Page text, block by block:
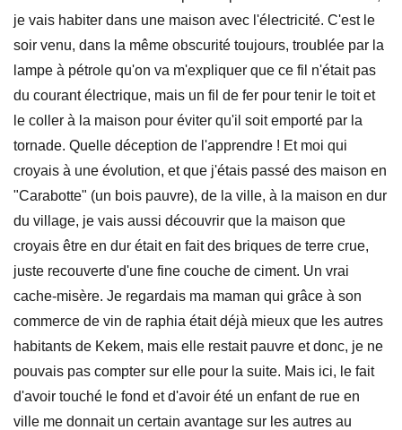
je vais habiter dans une maison avec l'électricité. C'est le
soir venu, dans la même obscurité toujours, troublée par la
lampe à pétrole qu'on va m'expliquer que ce fil n'était pas
du courant électrique, mais un fil de fer pour tenir le toit et
le coller à la maison pour éviter qu'il soit emporté par la
tornade. Quelle déception de l'apprendre ! Et moi qui
croyais à une évolution, et que j'étais passé des maison en
"Carabotte" (un bois pauvre), de la ville, à la maison en dur
du village, je vais aussi découvrir que la maison que
croyais être en dur était en fait des briques de terre crue,
juste recouverte d'une fine couche de ciment. Un vrai
cache-misère. Je regardais ma maman qui grâce à son
commerce de vin de raphia était déjà mieux que les autres
habitants de Kekem, mais elle restait pauvre et donc, je ne
pouvais pas compter sur elle pour la suite. Mais ici, le fait
d'avoir touché le fond et d'avoir été un enfant de rue en
ville me donnait un certain avantage sur les autres au